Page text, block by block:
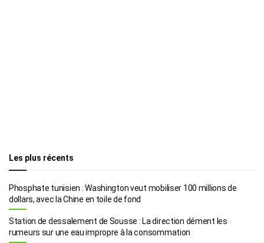
Les plus récents
Phosphate tunisien : Washington veut mobiliser 100 millions de
dollars, avec la Chine en toile de fond
Station de dessalement de Sousse : La direction dément les
rumeurs sur une eau impropre à la consommation